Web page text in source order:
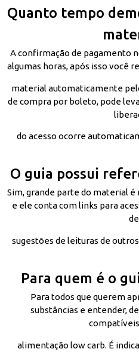
Quanto tempo
A confirmação de pagamento
algumas horas, após isso você
material automaticamente
de compra por boleto, pode
do acesso ocorre
O guia possui
Sim, grande parte do material
e ele conta com links para
de
sugestões de leituras de
Para quem é o
Para todos que querem
substâncias e entender,
alimentação low carb. É